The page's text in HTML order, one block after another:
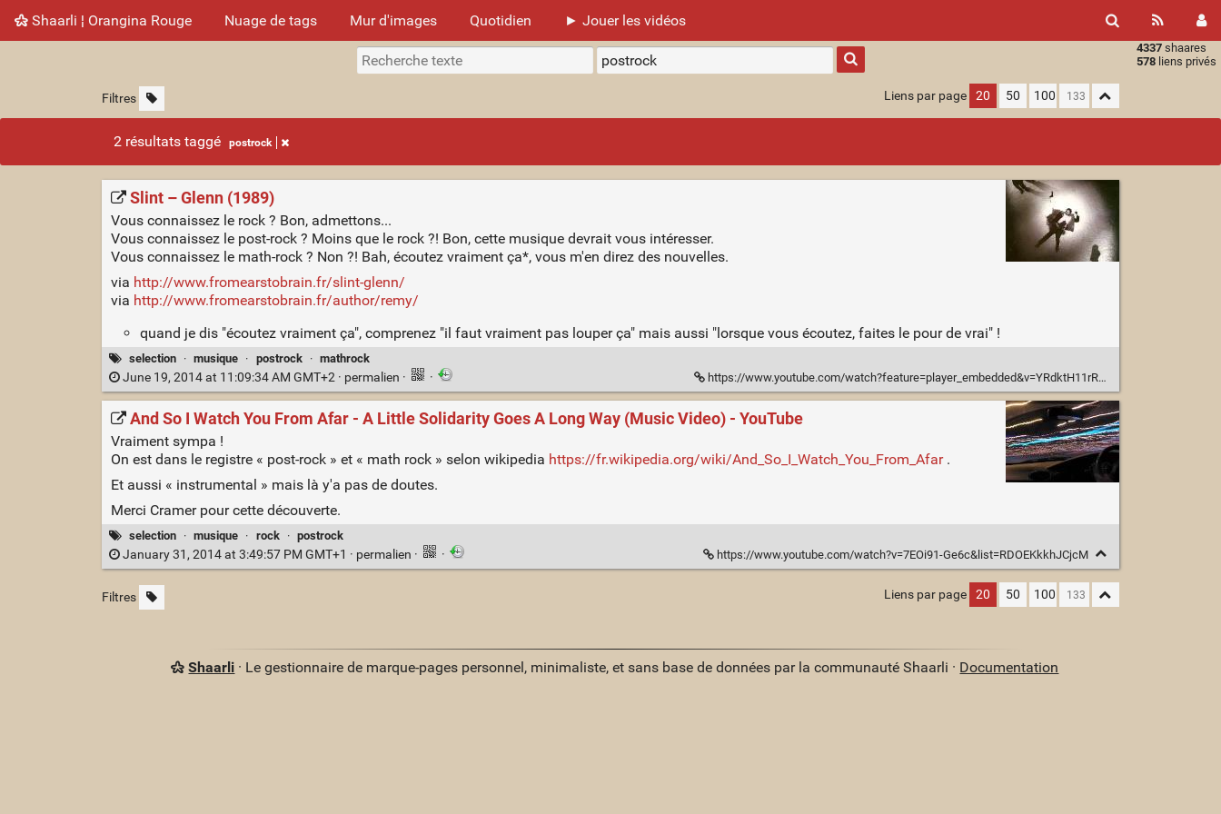
Shaarli ¦ Orangina Rouge Nuage de tags Mur d'images Quotidien ► Jouer les vidéos
4337 shaares
578 liens privés
Type 1 or
more
characters
results.
Filtres Liens par page 20 50 100
2 résultats taggé postrock
Slint – Glenn (1989)
Vous connaissez le rock ? Bon, admettons...
Vous connaissez le post-rock ? Moins que le rock ?! Bon, cette musique devrait vous intéresser.
Vous connaissez le math-rock ? Non ?! Bah, écoutez vraiment ça*, vous m'en direz des nouvelles.
via http://www.fromearstobrain.fr/slint-glenn/
via http://www.fromearstobrain.fr/author/remy/
quand je dis "écoutez vraiment ça", comprenez "il faut vraiment pas louper ça" mais aussi "lorsque vous écoutez, faites le pour de vrai" !
selection · musique · postrock · mathrock
June 19, 2014 at 11:09:34 AM GMT+2 · permalien · · https://www.youtube.com/watch?feature=player_embedded&v=YRdktH11rRk
And So I Watch You From Afar - A Little Solidarity Goes A Long Way (Music Video) - YouTube
Vraiment sympa !
On est dans le registre « post-rock » et « math rock » selon wikipedia https://fr.wikipedia.org/wiki/And_So_I_Watch_You_From_Afar.
Et aussi « instrumental » mais là y'a pas de doutes.
Merci Cramer pour cette découverte.
selection · musique · rock · postrock
January 31, 2014 at 3:49:57 PM GMT+1 · permalien · · https://www.youtube.com/watch?v=7EOi91-Ge6c&list=RDOEKkkhJCjcM
Filtres Liens par page 20 50 100
Shaarli · Le gestionnaire de marque-pages personnel, minimaliste, et sans base de données par la communauté Shaarli · Documentation